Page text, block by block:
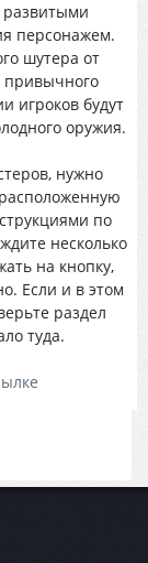
развитыми
персонажем.
шутера от
привычного
игроков будут
оружия.
нужно
по
несколько
на кнопку,
Если и в этом
раздел
туда.